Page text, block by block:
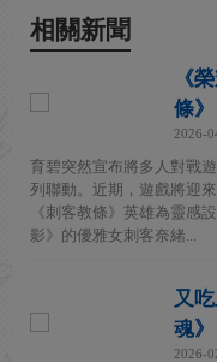
相關新聞
《
條》
2026-
育碧突然宣布將多人對戰
列聯動。近期，遊戲將迎
《刺客教條》英雄為靈感
影》的優雅女刺客奈緒...
又
魂
2026-